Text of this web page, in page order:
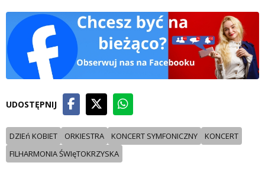
UDOSTĘPNIJ
DZIEń KOBIET ORKIESTRA KONCERT SYMFONICZNY
KONCERT
FILHARMONIA ŚWIęTOKRZYSKA